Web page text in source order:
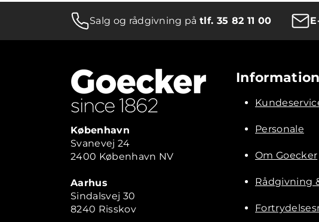
Salg og rådgivning påtlf. 35 82 11 00
København
Svanevej 24
2400 København NV
Aarhus
Sindalsvej 30
8240 Risskov
Information
Personale
Om Goecker
Rådgivning